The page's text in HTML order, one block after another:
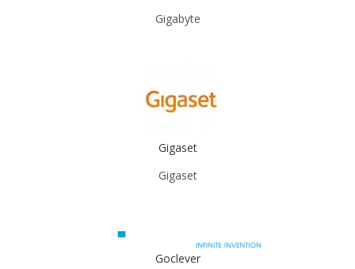
Gigabyte
Gigaset
Gigaset
Goclever